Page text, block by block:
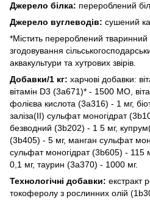
Джерело білка: перероблений
Джерело вуглеводів: сушений
*Містить перероблений
згодовування
аквакультури та хутрових звірів.
Добавки/1 кг: харчові добавки:
вітамін D3 (3a671)* - 1500 МО,
фолієва кислота (3a316) - 1 мг,
заліза(ІІ) сульфат моногідрат
безводний (3b202) - 1 5 мг,
(3b405) - 5 мг, манган сульфат
сульфат моногідрат (3b605) - 115
0,1 мг, таурин (3a370) - 1000 мг.
Технологічні добавки: екстракт
токоферолу з рослинних олій